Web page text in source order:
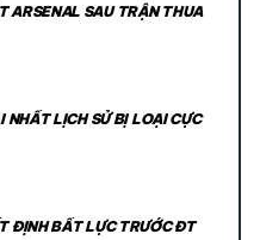
ARSENAL SAU TRẬN THUA
NHẤT LỊCH SỬ BỊ LOẠI CỰC
ĐỊNH BẤT LỰC TRƯỚC ĐT